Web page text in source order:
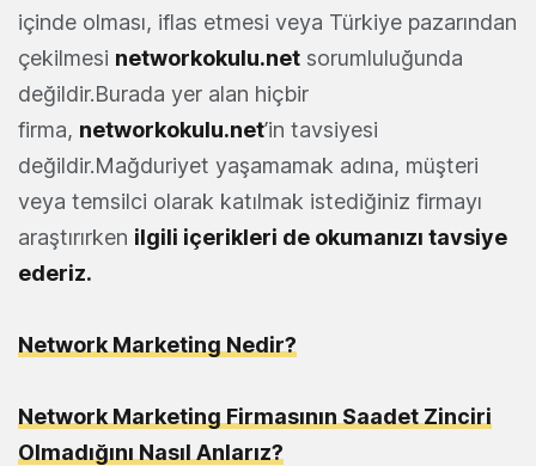
içinde olması, iflas etmesi veya Türkiye pazarından
çekilmesi networkokulu.net sorumluluğunda
değildir.Burada yer alan hiçbir
firma, networkokulu.net’in tavsiyesi
değildir.Mağduriyet yaşamamak adına, müşteri
veya temsilci olarak katılmak istediğiniz firmayı
araştırırken ilgili içerikleri de okumanızı tavsiye
ederiz.
Network Marketing Nedir?
Network Marketing Firmasının Saadet Zinciri
Olmadığını Nasıl Anlarız?